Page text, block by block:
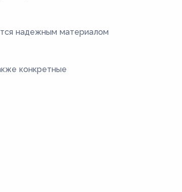
надежным материалом
конкретные